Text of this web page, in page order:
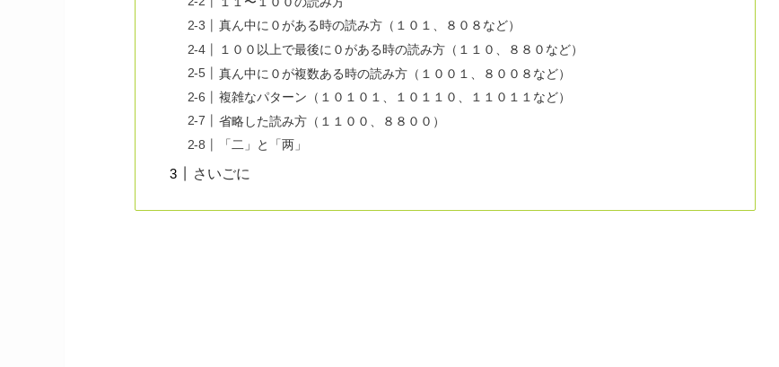
真ん中に０がある時の読み方（１０１、８０８など）
１００以上で最後に０がある時の読み方（１１０、８８０など）
真ん中に０が複数ある時の読み方（１００１、８００８など）
複雑なパターン（１０１０１、１０１１０、１１０１１など）
省略した読み方（１１００、８８００）
「二」と「两」
さいごに